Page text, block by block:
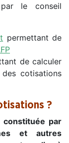
le conseil
permettant de
de calculer
cotisations
?
constituée par
et autres